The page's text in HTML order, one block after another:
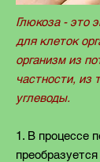
Глюкоза - это
для клеток
организм из
частности, из
углеводы.
1. В процессе
преобразуется